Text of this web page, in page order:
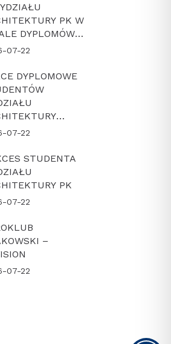
PK W
DYPLOMÓW
BDA-SARP 2026
07-22
DYPLOMOWE
KONKURSU
Z
2026”
07-22
STUDENTA
PK
07-22
–
07-22